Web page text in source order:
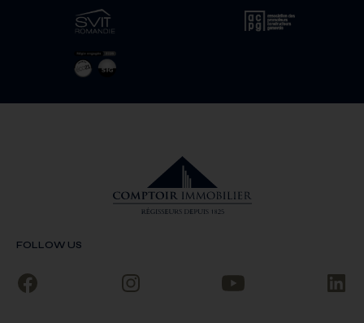
FOLLOW US